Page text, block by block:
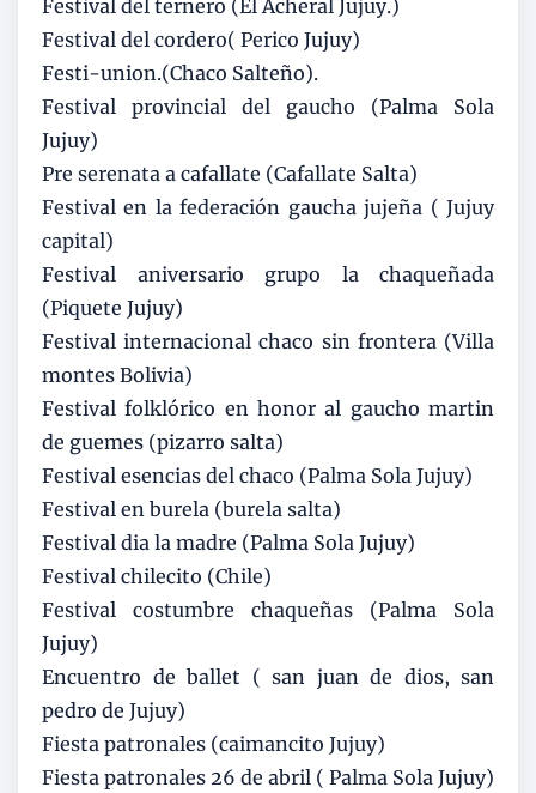
Festival del ternero (El Acheral Jujuy.)
Festival del cordero( Perico Jujuy)
Festi-union.(Chaco Salteño).
Festival provincial del gaucho (Palma Sola
Jujuy)
Pre serenata a cafallate (Cafallate Salta)
Festival en la federación gaucha jujeña ( Jujuy
capital)
Festival aniversario grupo la chaqueñada
(Piquete Jujuy)
Festival internacional chaco sin frontera (Villa
montes Bolivia)
Festival folklórico en honor al gaucho martin
de guemes (pizarro salta)
Festival esencias del chaco (Palma Sola Jujuy)
Festival en burela (burela salta)
Festival dia la madre (Palma Sola Jujuy)
Festival chilecito (Chile)
Festival costumbre chaqueñas (Palma Sola
Jujuy)
Encuentro de ballet ( san juan de dios, san
pedro de Jujuy)
Fiesta patronales (caimancito Jujuy)
Fiesta patronales 26 de abril ( Palma Sola Jujuy)